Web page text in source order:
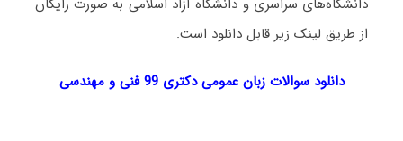
دانشگاه‌های سراسری و دانشگاه آزاد اسلامی به صورت رایگان
از طریق لینک زیر قابل دانلود است.
دانلود سوالات زبان عمومی دکتری 99 فنی و مهندسی